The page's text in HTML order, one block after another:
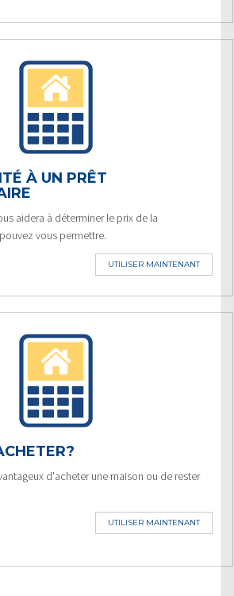
À UN PRÊT
aidera à déterminer le prix de la
vous permettre.
UTILISER MAINTENANT
d'acheter une maison ou de rester
UTILISER MAINTENANT